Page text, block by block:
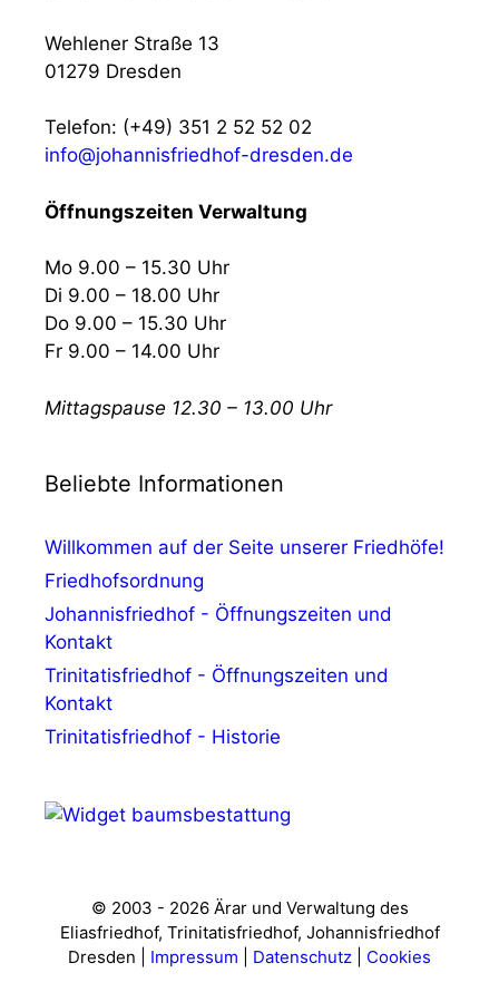
Wehlener Straße 13
01279 Dresden
Telefon: (+49) 351 2 52 52 02
info@johannisfriedhof-dresden.de
Öffnungszeiten Verwaltung
Mo 9.00 – 15.30 Uhr
Di 9.00 – 18.00 Uhr
Do 9.00 – 15.30 Uhr
Fr 9.00 – 14.00 Uhr
Mittagspause 12.30 – 13.00 Uhr
Beliebte Informationen
Willkommen auf der Seite unserer Friedhöfe!
Friedhofsordnung
Johannisfriedhof - Öffnungszeiten und
Kontakt
Trinitatisfriedhof - Öffnungszeiten und
Kontakt
Trinitatisfriedhof - Historie
© 2003 - 2026 Ärar und Verwaltung des
Eliasfriedhof, Trinitatisfriedhof, Johannisfriedhof
Dresden | Impressum Datenschutz Cookies